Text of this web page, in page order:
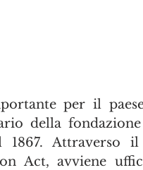
per il
della
Attraverso il
Act, avviene